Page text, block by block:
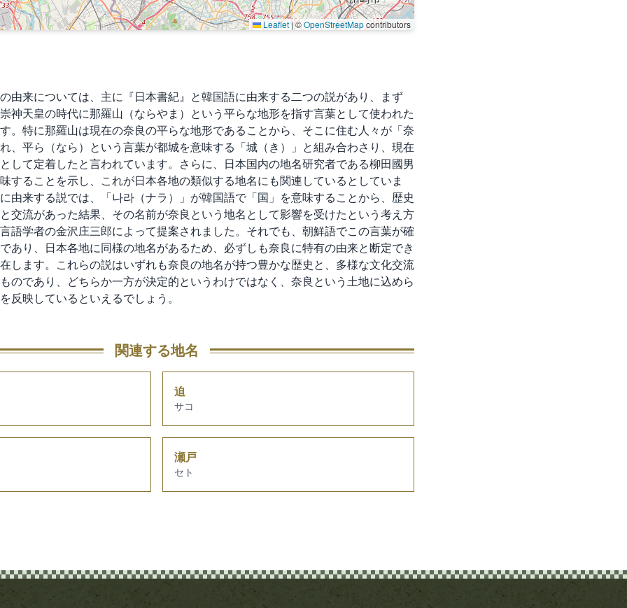
Leaflet|©OpenStreetMapcontributors
由来については、主に『日本書紀』と韓国語に由来する二つの説があり、まず
神天皇の時代に那羅山（ならやま）という平らな地形を指す言葉として使われた
。特に那羅山は現在の奈良の平らな地形であることから、そこに住む人々が「奈
、平ら（なら）という言葉が都城を意味する「城（き）」と組み合わさり、現在
して定着したと言われています。さらに、日本国内の地名研究者である柳田國男
することを示し、これが日本各地の類似する地名にも関連しているとしていま
由来する説では、「나라（ナラ）」が韓国語で「国」を意味することから、歴史
交流があった結果、その名前が奈良という地名として影響を受けたという考え方
語学者の金沢庄三郎によって提案されました。それでも、朝鮮語でこの言葉が確
あり、日本各地に同様の地名があるため、必ずしも奈良に特有の由来と断定でき
します。これらの説はいずれも奈良の地名が持つ豊かな歴史と、多様な文化交流
のであり、どちらか一方が決定的というわけではなく、奈良という土地に込めら
反映しているといえるでしょう。
関連する地名
迫
サコ
瀬戸
セト